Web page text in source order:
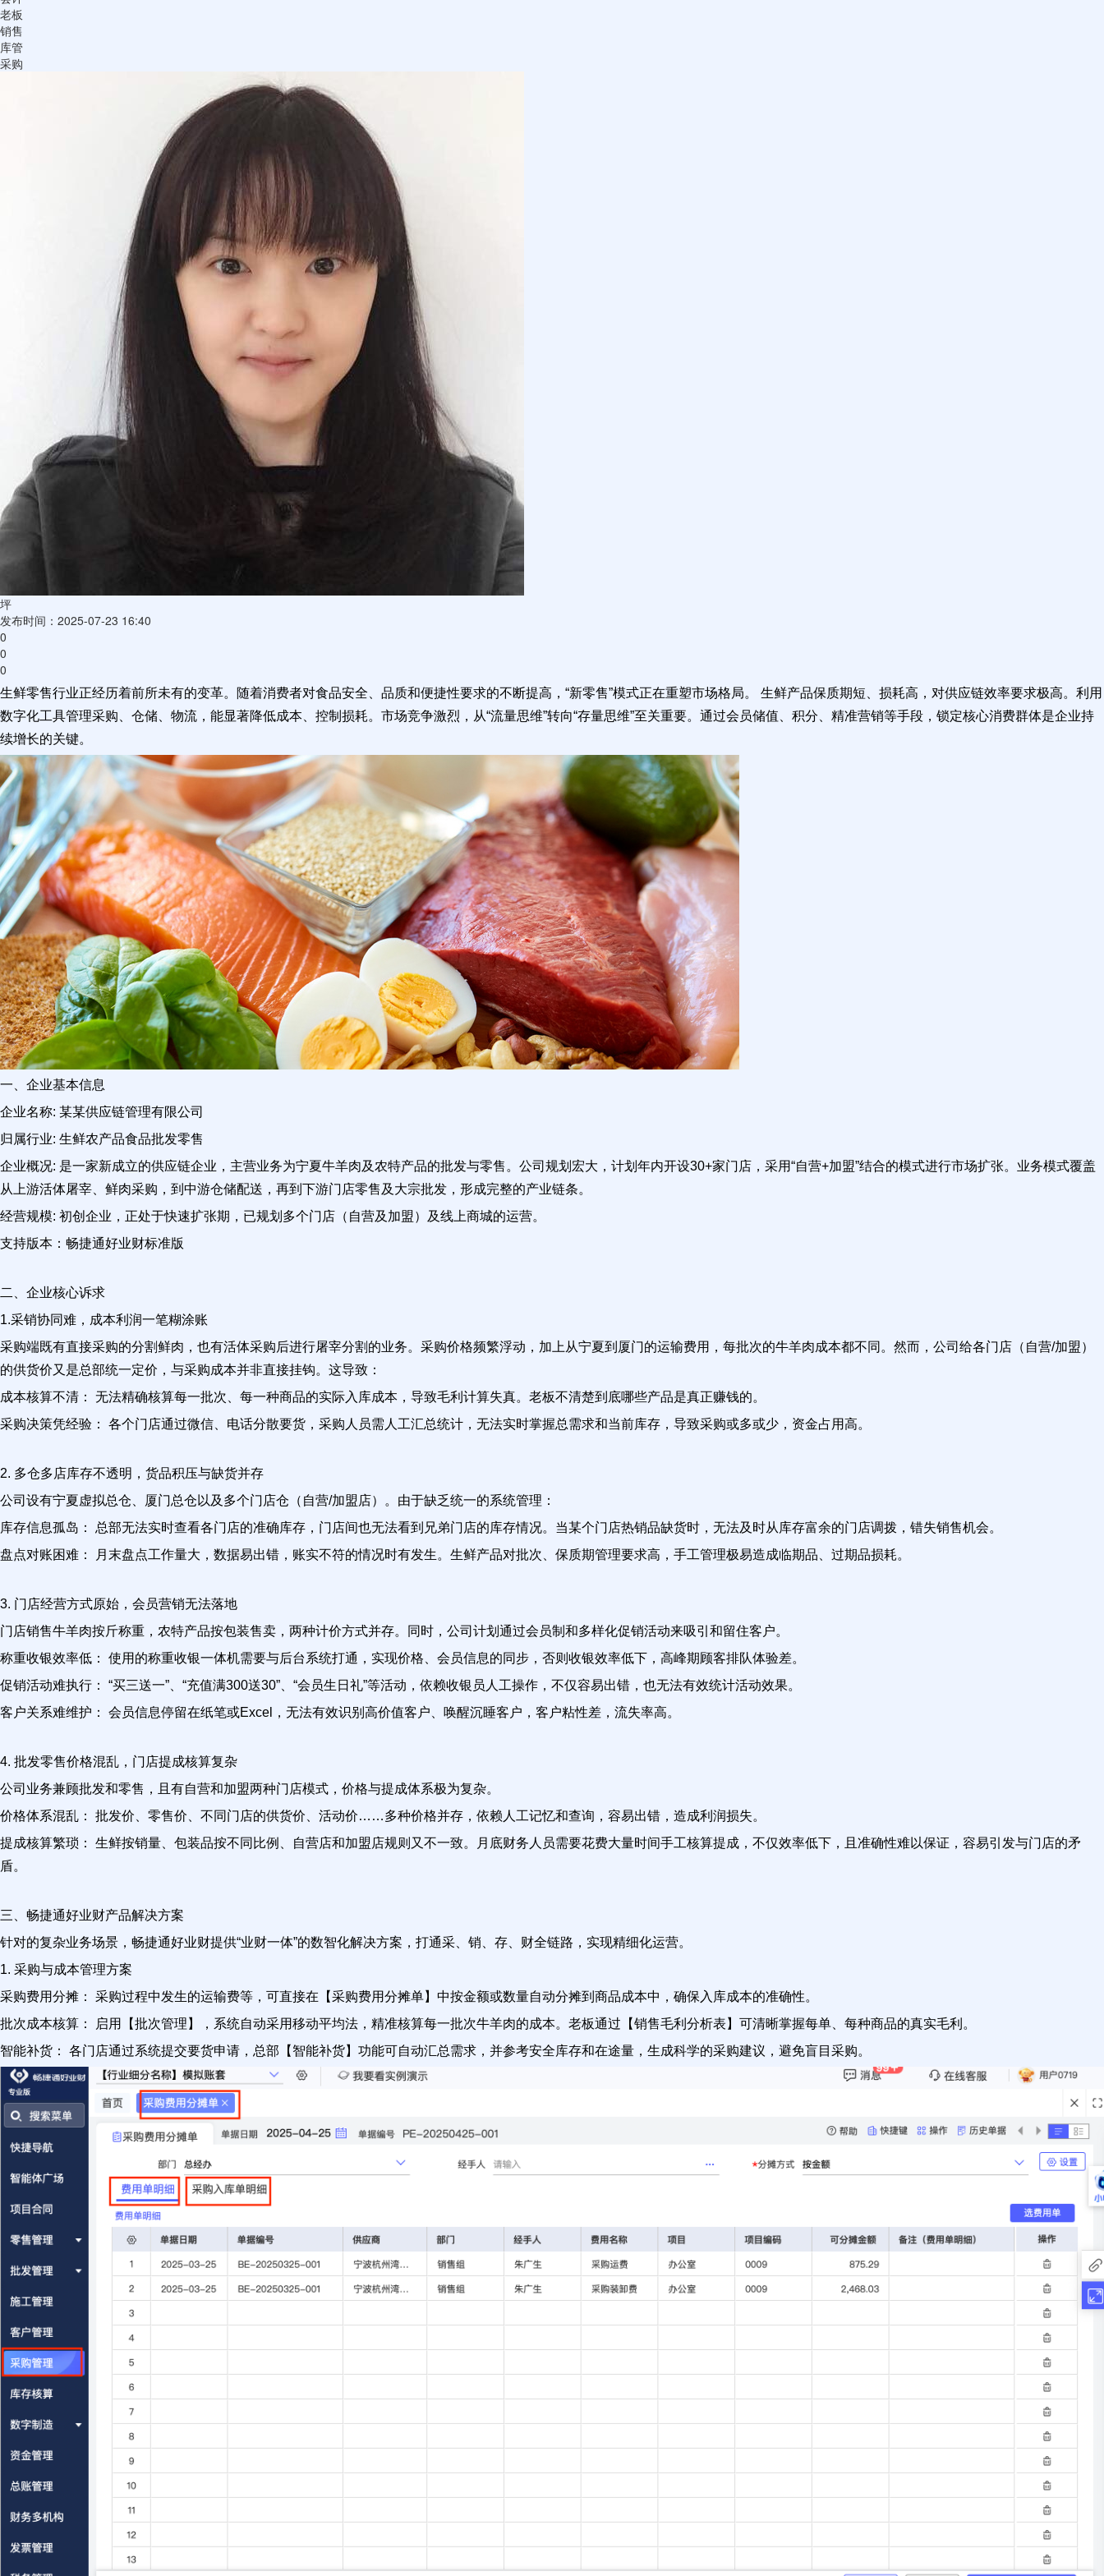
老板
销售
库管
采购
坪
发布时间：2025-07-23 16:40
0
0
0
生鲜零售行业正经历着前所未有的变革。随着消费者对食品安全、品质和便捷性要求的不断提高，“新零售”模式正在重塑市场格局。 生鲜产品保质期短、损耗高，对供应链效率要求极高。利用
数字化工具管理采购、仓储、物流，能显著降低成本、控制损耗。市场竞争激烈，从“流量思维”转向“存量思维”至关重要。通过会员储值、积分、精准营销等手段，锁定核心消费群体是企业持
续增长的关键。
一、企业基本信息
企业名称: 某某供应链管理有限公司
归属行业: 生鲜农产品食品批发零售
企业概况: 是一家新成立的供应链企业，主营业务为宁夏牛羊肉及农特产品的批发与零售。公司规划宏大，计划年内开设30+家门店，采用“自营+加盟”结合的模式进行市场扩张。业务模式覆盖
从上游活体屠宰、鲜肉采购，到中游仓储配送，再到下游门店零售及大宗批发，形成完整的产业链条。
经营规模: 初创企业，正处于快速扩张期，已规划多个门店（自营及加盟）及线上商城的运营。
支持版本：畅捷通好业财标准版
二、企业核心诉求
1.采销协同难，成本利润一笔糊涂账
采购端既有直接采购的分割鲜肉，也有活体采购后进行屠宰分割的业务。采购价格频繁浮动，加上从宁夏到厦门的运输费用，每批次的牛羊肉成本都不同。然而，公司给各门店（自营/加盟）
的供货价又是总部统一定价，与采购成本并非直接挂钩。这导致：
成本核算不清： 无法精确核算每一批次、每一种商品的实际入库成本，导致毛利计算失真。老板不清楚到底哪些产品是真正赚钱的。
采购决策凭经验： 各个门店通过微信、电话分散要货，采购人员需人工汇总统计，无法实时掌握总需求和当前库存，导致采购或多或少，资金占用高。
2. 多仓多店库存不透明，货品积压与缺货并存
公司设有宁夏虚拟总仓、厦门总仓以及多个门店仓（自营/加盟店）。由于缺乏统一的系统管理：
库存信息孤岛： 总部无法实时查看各门店的准确库存，门店间也无法看到兄弟门店的库存情况。当某个门店热销品缺货时，无法及时从库存富余的门店调拨，错失销售机会。
盘点对账困难： 月末盘点工作量大，数据易出错，账实不符的情况时有发生。生鲜产品对批次、保质期管理要求高，手工管理极易造成临期品、过期品损耗。
3. 门店经营方式原始，会员营销无法落地
门店销售牛羊肉按斤称重，农特产品按包装售卖，两种计价方式并存。同时，公司计划通过会员制和多样化促销活动来吸引和留住客户。
称重收银效率低： 使用的称重收银一体机需要与后台系统打通，实现价格、会员信息的同步，否则收银效率低下，高峰期顾客排队体验差。
促销活动难执行： “买三送一”、“充值满300送30”、“会员生日礼”等活动，依赖收银员人工操作，不仅容易出错，也无法有效统计活动效果。
客户关系难维护： 会员信息停留在纸笔或Excel，无法有效识别高价值客户、唤醒沉睡客户，客户粘性差，流失率高。
4. 批发零售价格混乱，门店提成核算复杂
公司业务兼顾批发和零售，且有自营和加盟两种门店模式，价格与提成体系极为复杂。
价格体系混乱： 批发价、零售价、不同门店的供货价、活动价……多种价格并存，依赖人工记忆和查询，容易出错，造成利润损失。
提成核算繁琐： 生鲜按销量、包装品按不同比例、自营店和加盟店规则又不一致。月底财务人员需要花费大量时间手工核算提成，不仅效率低下，且准确性难以保证，容易引发与门店的矛
盾。
三、畅捷通好业财产品解决方案
针对的复杂业务场景，畅捷通好业财提供“业财一体”的数智化解决方案，打通采、销、存、财全链路，实现精细化运营。
1. 采购与成本管理方案
采购费用分摊： 采购过程中发生的运输费等，可直接在【采购费用分摊单】中按金额或数量自动分摊到商品成本中，确保入库成本的准确性。
批次成本核算： 启用【批次管理】，系统自动采用移动平均法，精准核算每一批次牛羊肉的成本。老板通过【销售毛利分析表】可清晰掌握每单、每种商品的真实毛利。
智能补货： 各门店通过系统提交要货申请，总部【智能补货】功能可自动汇总需求，并参考安全库存和在途量，生成科学的采购建议，避免盲目采购。